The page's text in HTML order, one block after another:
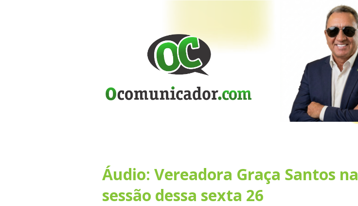
Áudio: Vereadora Graça Santos na
sessão dessa sexta 26